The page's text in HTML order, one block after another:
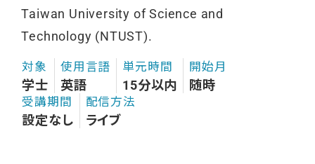
Taiwan University of Science and
Technology (NTUST).
対象
学士
使用言語
英語
単元時間
15分以内
開始月
随時
受講期間
設定なし
配信方法
ライブ